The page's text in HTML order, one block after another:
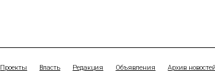
Проекты Власть Редакция Объявления Архив новостей